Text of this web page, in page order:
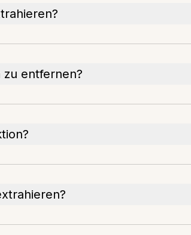
zu entfernen?